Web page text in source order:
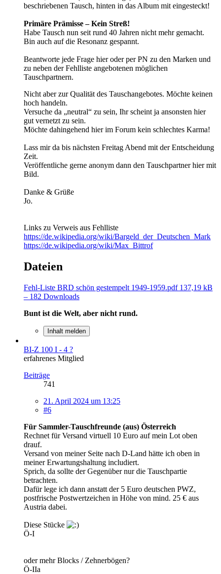
beschriebenen Tausch, hinten in das Album mit eingesteckt!
Primäre Prämisse – Kein Streß!
Habe Tausch nun seit rund 40 Jahren nicht mehr gemacht.
Bin auch auf die Resonanz gespannt.
Beantworte jede Frage hier oder per PN zu den Marken und
zu neben der Fehlliste angebotenen möglichen
Tauschpartnern.
Nicht aber zur Qualität des Tauschangebotes. Möchte keinen
hoch handeln.
Versuche da „neutral“ zu sein, Ihr scheint ja ansonsten hier
gut vernetzt zu sein.
Möchte dahingehend hier im Forum kein schlechtes Karma!
Lass mir da bis nächsten Freitag Abend mit der Entscheidung
Zeit.
Veröffentliche gerne anonym dann den Tauschpartner hier mit
Bild.
Danke & Grüße
Jo.
Links zu Verweis aus Fehlliste
https://de.wikipedia.org/wiki/Bargeld_der_Deutschen_Mark
https://de.wikipedia.org/wiki/Max_Bittrof
Dateien
Fehl-Liste BRD schön gestempelt 1949-1959.pdf 137,19 kB
– 182 Downloads
Bunt ist die Welt, aber nicht rund.
Inhalt melden
BI-Z 100 I - 4 ?
erfahrenes Mitglied
Beiträge
741
21. April 2024 um 13:25
#6
Für Sammler-Tauschfreunde (aus) Österreich
Rechnet für Versand virtuell 10 Euro auf mein Lot oben
drauf.
Versand von meiner Seite nach D-Land hätte ich oben in
meiner Erwartungshaltung includiert.
Sprich, da sollte der Gegenüber nur die Tauschpartie
betrachten.
Dafür lege ich dann anstatt der 5 Euro deutschen PWZ,
postfrische Postwertzeichen in Höhe von mind. 25 € aus
Austria dabei.
Diese Stücke
Ö-I
oder mehr Blocks / Zehnerbögen?
Ö-IIa